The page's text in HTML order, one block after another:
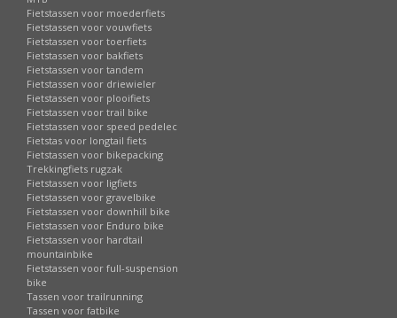
Fietstassen voor moederfiets
Fietstassen voor vouwfiets
Fietstassen voor toerfiets
Fietstassen voor bakfiets
Fietstassen voor tandem
Fietstassen voor driewieler
Fietstassen voor plooifiets
Fietstassen voor trail bike
Fietstassen voor speed pedelec
Fietstas voor longtail fiets
Fietstassen voor bikepacking
Trekkingfiets rugzak
Fietstassen voor ligfiets
Fietstassen voor gravelbike
Fietstassen voor downhill bike
Fietstassen voor Enduro bike
Fietstassen voor hardtail
mountainbike
Fietstassen voor full-suspension
bike
Tassen voor trailrunning
Tassen voor fatbike